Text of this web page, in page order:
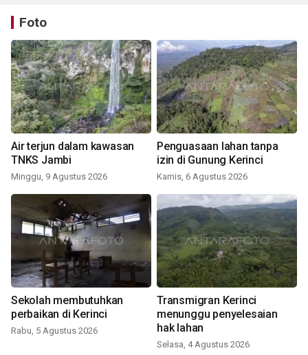
Foto
Air terjun dalam kawasan
TNKS Jambi
Minggu, 9 Agustus 2026
Penguasaan lahan tanpa
izin di Gunung Kerinci
Kamis, 6 Agustus 2026
Sekolah membutuhkan
perbaikan di Kerinci
Rabu, 5 Agustus 2026
Transmigran Kerinci
menunggu penyelesaian
hak lahan
Selasa, 4 Agustus 2026